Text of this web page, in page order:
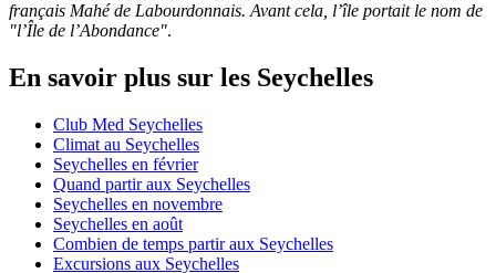
français Mahé de Labourdonnais. Avant cela, l’île portait le nom de
"l’Île de l’Abondance".
En savoir plus sur les Seychelles
Club Med Seychelles
Climat au Seychelles
Seychelles en février
Quand partir aux Seychelles
Seychelles en novembre
Seychelles en août
Combien de temps partir aux Seychelles
Excursions aux Seychelles